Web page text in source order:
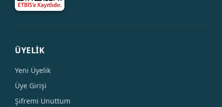
ÜYELİK
Yeni Üyelik
Üye Girişi
Şifremi Unuttum